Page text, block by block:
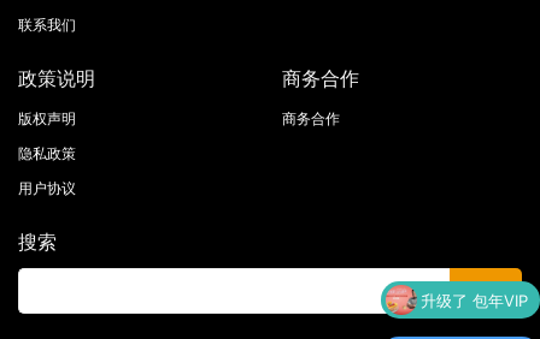
联系我们
政策说明
版权声明
隐私政策
用户协议
商务合作
商务合作
搜索
升级了 包年VIP